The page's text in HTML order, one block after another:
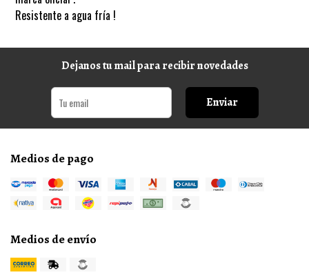
Resistente a agua fría !
Dejanos tu mail para recibir novedades
Enviar
Medios de pago
Medios de envío